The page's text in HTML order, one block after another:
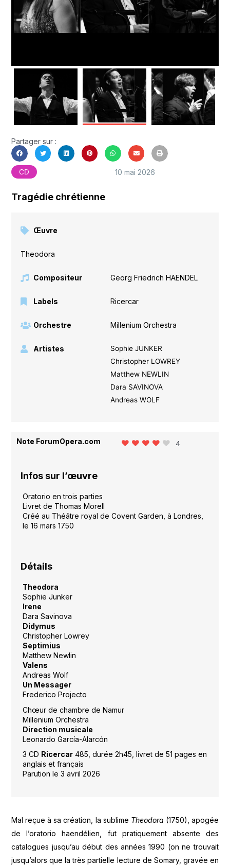
Partager sur :
CD 10 mai 2026
Tragédie chrétienne
Œuvre
Theodora
Compositeur Georg Friedrich HAENDEL
Labels Ricercar
Orchestre Millenium Orchestra
Artistes
Sophie JUNKER
Christopher LOWREY
Matthew NEWLIN
Dara SAVINOVA
Andreas WOLF
Note ForumOpera.com 4
Infos sur l’œuvre
Oratorio en trois parties
Livret de Thomas Morell
Créé au Théâtre royal de Covent Garden, à Londres,
le 16 mars 1750
Détails
Theodora
Sophie Junker
Irene
Dara Savinova
Didymus
Christopher Lowrey
Septimius
Matthew Newlin
Valens
Andreas Wolf
Un Messager
Frederico Projecto
Chœur de chambre de Namur
Millenium Orchestra
Direction musicale
Leonardo García-Alarcón
3 CD Ricercar485, durée 2h45, livret de 51 pages en
anglais et français
Parution le 3 avril 2026
Mal reçue à sa création, la sublime Theodora (1750), apogée
de l’oratorio haendélien, fut pratiquement absente des
catalogues jusqu’au début des années 1990 (on ne trouvait
jusqu’alors que la très partielle lecture de Somary, gravée en